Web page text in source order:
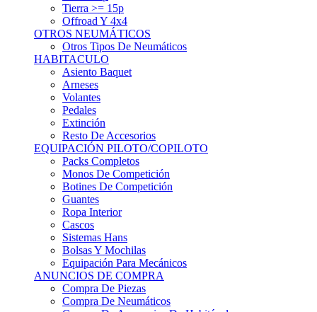
Offroad Y 4x4
OTROS NEUMÁTICOS
Otros Tipos De Neumáticos
HABITACULO
Asiento Baquet
Arneses
Volantes
Pedales
Extinción
Resto De Accesorios
EQUIPACIÓN PILOTO/COPILOTO
Packs Completos
Monos De Competición
Botines De Competición
Guantes
Ropa Interior
Cascos
Sistemas Hans
Bolsas Y Mochilas
Equipación Para Mecánicos
ANUNCIOS DE COMPRA
Compra De Piezas
Compra De Neumáticos
Compra De Accesorios De Habitáculo
Compra De Equipación